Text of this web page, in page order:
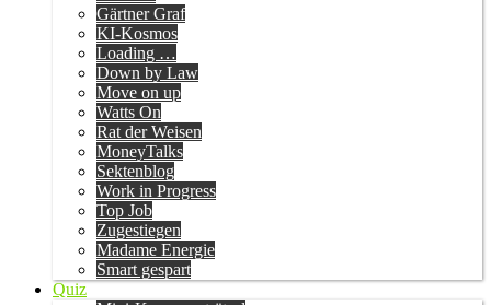
Gärtner Graf
KI-Kosmos
Loading …
Down by Law
Move on up
Watts On
Rat der Weisen
MoneyTalks
Sektenblog
Work in Progress
Top Job
Zugestiegen
Madame Energie
Smart gespart
Quiz